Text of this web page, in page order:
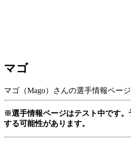
マゴ
マゴ（Mago）さんの選手情報ページ
※選手情報ページはテスト中です。
する可能性があります。